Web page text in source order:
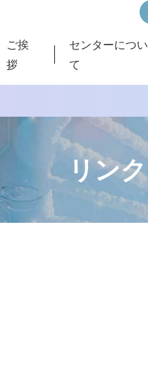
ご挨
拶
センターについ
て
リンク